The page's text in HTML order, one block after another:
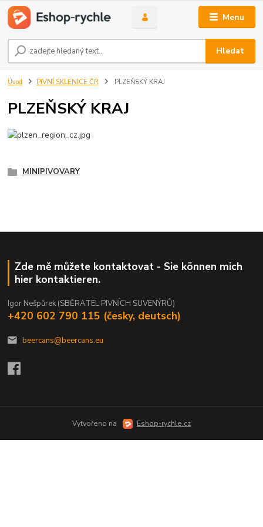
Menu
Hledat
Úvod PIVNÍ SKLENICE ČR PLZEŇSKÝ KRAJ
PLZEŇSKÝ KRAJ
MINIPIVOVARY
Zde mě můžete kontaktovat - Sie können mich
hier kontaktieren.
Igor Nešpůrek (SBĚRATEL PIVNÍCH SUVENÝRŮ)
+420 602 790 115 (česky, deutsch)
beercans@beercans.eu
Vytvořeno na Eshop-rychle.cz